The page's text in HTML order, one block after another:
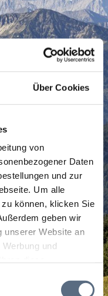
Über Cookies
von
Daten
und zur
Um alle
können, klicken Sie
geben wir
unserer Website an
und
haben oder die